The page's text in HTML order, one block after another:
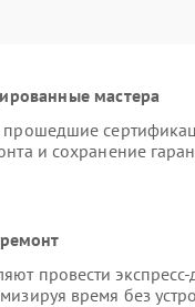
мастера
и сохранение
провести экспресс-
время без